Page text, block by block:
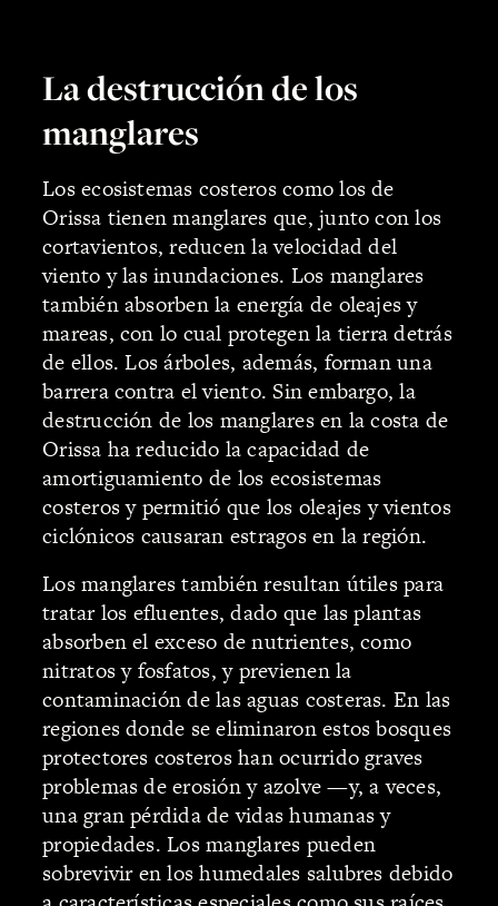
La destrucción de los
manglares
Los ecosistemas costeros como los de
Orissa tienen manglares que, junto con los
cortavientos, reducen la velocidad del
viento y las inundaciones. Los manglares
también absorben la energía de oleajes y
mareas, con lo cual protegen la tierra detrás
de ellos. Los árboles, además, forman una
barrera contra el viento. Sin embargo, la
destrucción de los manglares en la costa de
Orissa ha reducido la capacidad de
amortiguamiento de los ecosistemas
costeros y permitió que los oleajes y vientos
ciclónicos causaran estragos en la región.
Los manglares también resultan útiles para
tratar los efluentes, dado que las plantas
absorben el exceso de nutrientes, como
nitratos y fosfatos, y previenen la
contaminación de las aguas costeras. En las
regiones donde se eliminaron estos bosques
protectores costeros han ocurrido graves
problemas de erosión y azolve —y, a veces,
una gran pérdida de vidas humanas y
propiedades. Los manglares pueden
sobrevivir en los humedales salubres debido